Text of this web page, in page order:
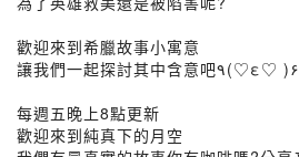
歡迎來到希臘故事小寓意
讓我們一起探討其中含意吧٩(♡ε♡ )۶
每週五晚上8點更新
歡迎來到純真下的月空